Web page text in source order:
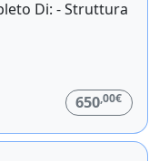
Di: - Struttura
650,00€